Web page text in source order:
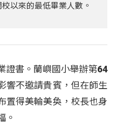
以來的最低畢業人數。
證書。蘭嶼國小舉辦第64
響不邀請貴賓，但在師生
置得美輪美奐，校長也身
。